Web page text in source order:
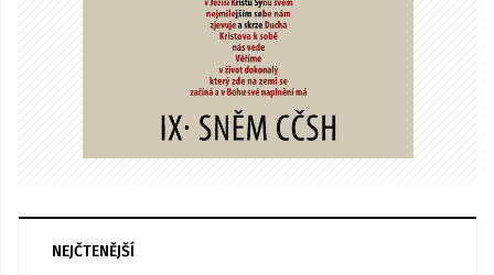
NEJČTENĚJŠÍ